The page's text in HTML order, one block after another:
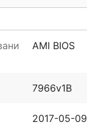
AMI BIOS
7966v1B
2017-05-09